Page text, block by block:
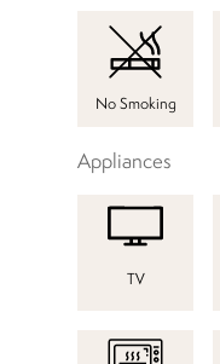
No Smoking
Appliances
TV